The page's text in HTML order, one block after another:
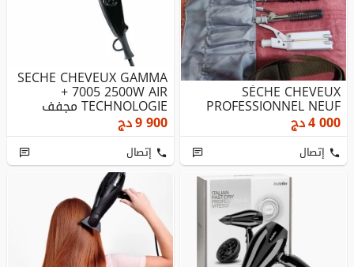
SÈCHE CHEVEUX
PROFESSIONNEL NEUF
4 000دج
إتصال
SECHE CHEVEUX GAMMA
+ 7005 2500W AIR
TECHNOLOGIE مجفف
الشعر
9 900دج
إتصال